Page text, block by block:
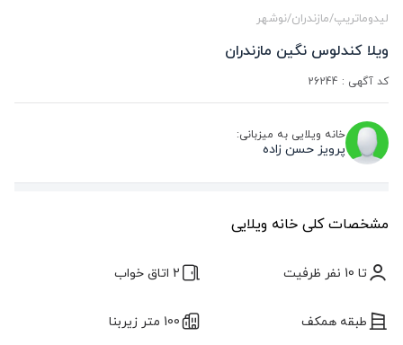
لیدوماتریپ/مازندران/نوشهر
ویلا کندلوس نگین مازندران
کد آگهی : 26244
خانه ویلایی به میزبانی:
پرویز حسن زاده
مشخصات کلی خانه ویلایی
تا 10 نفر ظرفیت 2 اتاق خواب
طبقه همکف 100 متر زیربنا